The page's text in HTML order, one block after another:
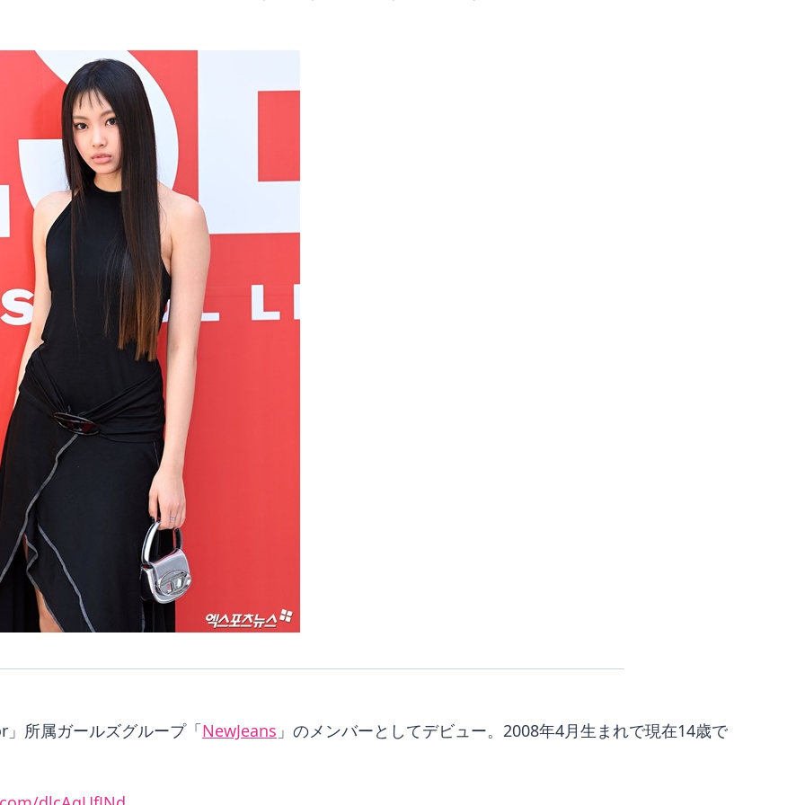
所属ガールズグループ「NewJeans 」のメンバーとしてデビュー。2008年4月生まれで現在14歳で